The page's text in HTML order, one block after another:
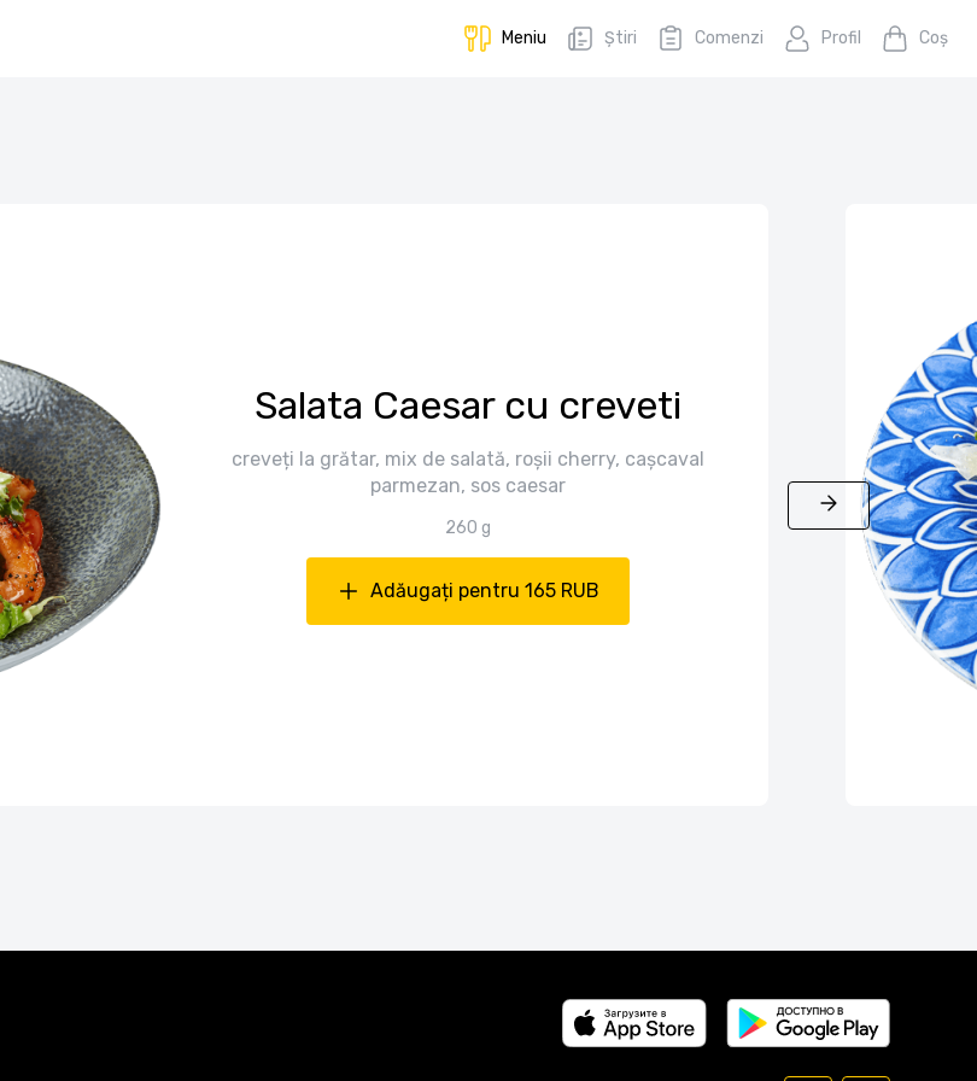
Meniu Știri Comenzi Profil Coş
Salata Caesar cu creveti
creveți la grătar, mix de salată, roșii cherry, cașcaval
parmezan, sos caesar
260 g
Adăugați pentru 165 RUB